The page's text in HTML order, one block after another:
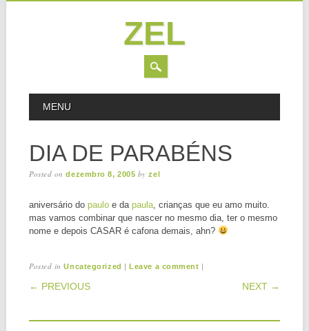
ZEL
MAIN MENU
MENU
DIA DE PARABÉNS
Posted ondezembro 8, 2005 byzel
aniversário do pauloe da paula, crianças que eu amo muito.
mas vamos combinar que nascer no mesmo dia, ter o mesmo
nome e depois CASAR é cafona demais, ahn?
Posted inUncategorized |Leave a comment |
POST NAVIGATION
← PREVIOUS NEXT →